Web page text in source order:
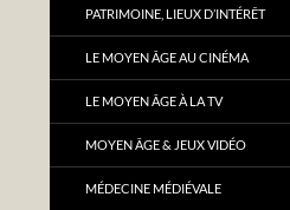
PATRIMOINE, LIEUX D’INTÉRÊT
LE MOYEN ÂGE AU CINÉMA
LE MOYEN ÂGE À LA TV
MOYEN ÂGE & JEUX VIDÉO
MÉDECINE MÉDIÉVALE